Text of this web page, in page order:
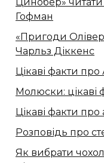
Гофман
«Пригоди
Чарльз Діккенс
Цікаві факти про
Молюски: цікаві
Цікаві факти
Розповідь про
Як вибрати